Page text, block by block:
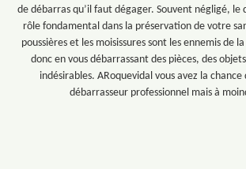
de débarras qu’il faut dégager. Souvent négligé, le
rôle fondamental dans la préservation de votre
poussières et les moisissures sont les ennemis de
donc en vous débarrassant des pièces, des
indésirables. ARoquevidal vous avez la
débarrasseur professionnel mais à